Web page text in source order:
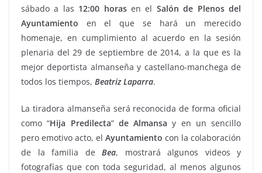
sábado a las 12:00 horasen el Salón de Plenos del
Ayuntamiento en el que se hará un merecido
homenaje, en cumplimiento al acuerdo en la sesión
plenaria del 29 de septiembre de 2014, a la que es la
mejor deportista almanseña y castellano-manchega de
todos los tiempos, Beatriz Laparra.
La tiradora almanseña será reconocida de forma oficial
como “Hija Predilecta” de Almansa y en un sencillo
pero emotivo acto, el Ayuntamiento con la colaboración
de la familia de Bea, mostrará algunos videos y
fotografías que con toda seguridad, al menos algunos